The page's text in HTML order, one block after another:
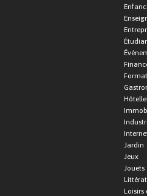
Jardin
Jeux
Jouets
Loisirs